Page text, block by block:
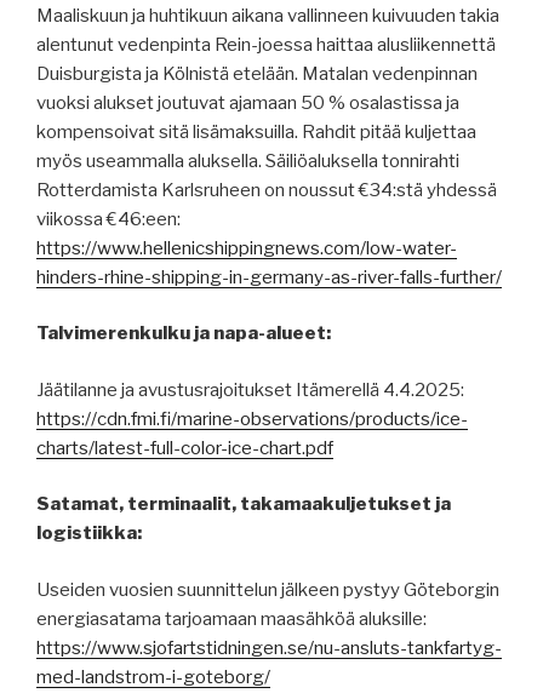
Maaliskuun ja huhtikuun aikana vallinneen kuivuuden takia
alentunut vedenpinta Rein-joessa haittaa alusliikennettä
Duisburgista ja Kölnistä etelään. Matalan vedenpinnan
vuoksi alukset joutuvat ajamaan 50 % osalastissa ja
kompensoivat sitä lisämaksuilla. Rahdit pitää kuljettaa
myös useammalla aluksella. Säiliöaluksella tonnirahti
Rotterdamista Karlsruheen on noussut €34:stä yhdessä
viikossa €46:een:
https://www.hellenicshippingnews.com/low-water-
hinders-rhine-shipping-in-germany-as-river-falls-further/
Talvimerenkulku ja napa-alueet:
Jäätilanne ja avustusrajoitukset Itämerellä 4.4.2025:
https://cdn.fmi.fi/marine-observations/products/ice-
charts/latest-full-color-ice-chart.pdf
Satamat, terminaalit, takamaakuljetukset ja
logistiikka:
Useiden vuosien suunnittelun jälkeen pystyy Göteborgin
energiasatama tarjoamaan maasähköä aluksille:
https://www.sjofartstidningen.se/nu-ansluts-tankfartyg-
med-landstrom-i-goteborg/